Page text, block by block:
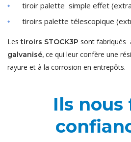
tiroir palette simple effet
tiroirs palette télescopique
Les tiroirs STOCK3P sont fabriqués
galvanisé, ce qui leur confère une
rayure et à la corrosion en entrepôts.
Ils